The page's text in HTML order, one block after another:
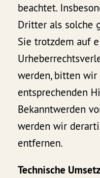
beachtet.
Dritter als solche
Sie trotzdem auf
werden, bitten wir
entsprechenden
Bekanntwerden
werden wir
entfernen.
Technische